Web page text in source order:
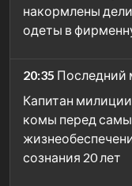
накормлены
одеты в
20:35 Последний
Капитан
комы перед
сознания 20 лет